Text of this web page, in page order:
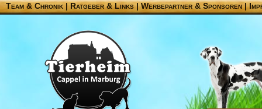
Team & Chronik |Ratgeber & Links|Werbepartner & Sponsoren|